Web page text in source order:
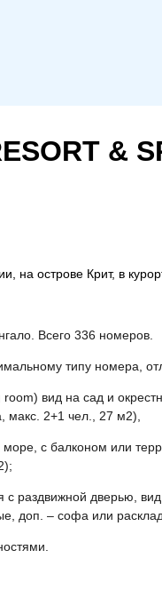
&
на острове Крит, в
Всего 336 номеров.
типу номера,
вид на сад и
макс. 2+1 чел., 27 м2),
с балконом или
раздвижной дверью,
доп. – софа или